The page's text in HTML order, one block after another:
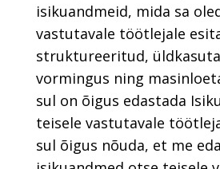
isikuandmeid, mida sa
vastutavale töötlejale
struktureeritud,
vormingus ning
sul on õigus edastada
teisele vastutavale
sul õigus nõuda, et me